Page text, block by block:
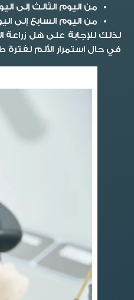
من اليوم الثالث إلى
من اليوم السابع إلى
لذلك للإجابة على هل زراعة
في حال استمرار الألم لفترة